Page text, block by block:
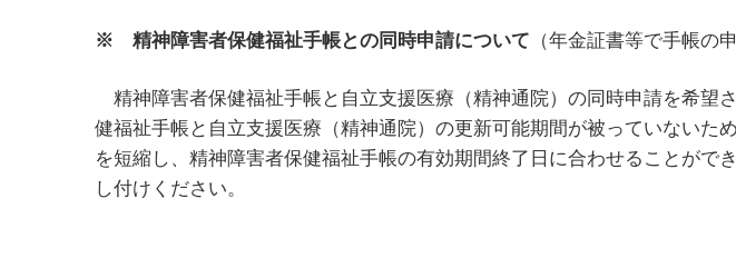
※ 精神障害者保健福祉手帳との同時申請について （年金証書等で手帳の
精神障害者保健福祉手帳と自立支援医療（精神通院）の同時申請を希
健福祉手帳と自立支援医療（精神通院）の更新可能期間が被っていないた
を短縮し、精神障害者保健福祉手帳の有効期間終了日に合わせることが
し付けください。